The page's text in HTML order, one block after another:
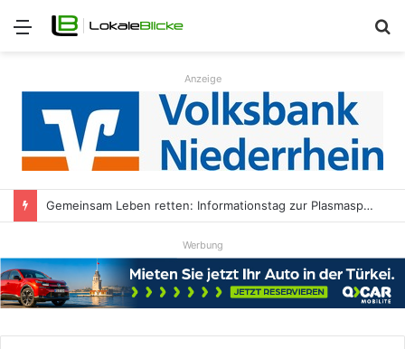
Menü
Anzeige
Gemeinsam Leben retten: Informationstag zur Plasmaspende in der HALL OF FAME Kamp-Lintfort
Werbung